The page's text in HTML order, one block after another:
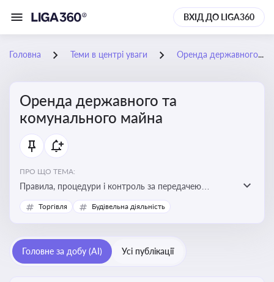
ВХІД ДО LIGA360
Головна Теми в центрі уваги Оренда державного та комунального майна
Оренда державного та
комунального майна
ПРО ЩО ТЕМА:
Правила, процедури і контроль за передачею
державного та комунального майна в оренду. Кейси
використання публічного майна
Торгівля Будівельна діяльність
Головне за добу (AI) Усі публікації